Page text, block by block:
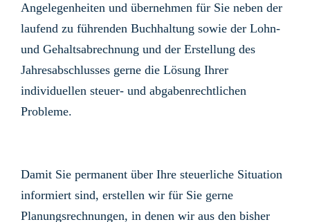
Angelegenheiten und übernehmen für Sie neben der
laufend zu führenden Buchhaltung sowie der Lohn-
und Gehaltsabrechnung und der Erstellung des
Jahresabschlusses gerne die Lösung Ihrer
individuellen steuer- und abgabenrechtlichen
Probleme.
Damit Sie permanent über Ihre steuerliche Situation
informiert sind, erstellen wir für Sie gerne
Planungsrechnungen, in denen wir aus den bisher